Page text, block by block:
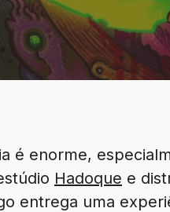
é enorme,
Hadoque e
entrega uma